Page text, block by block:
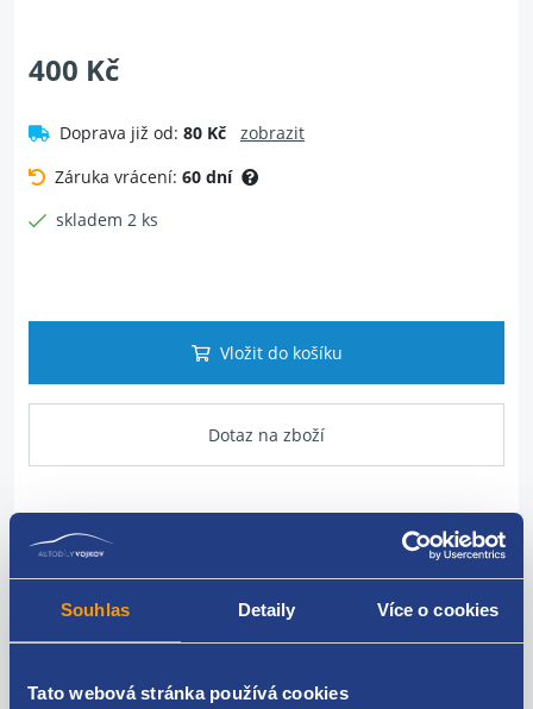
Souhlas Detaily Více o cookies
Tato webová stránka používá cookies
400 Kč
Doprava již od: 80 Kč
zobrazit
Záruka vrácení: 60 dní
skladem 2 ks
Vložit do košíku
Dotaz na zboží
Popis produktu
Vnější lišta skla zadních dveří